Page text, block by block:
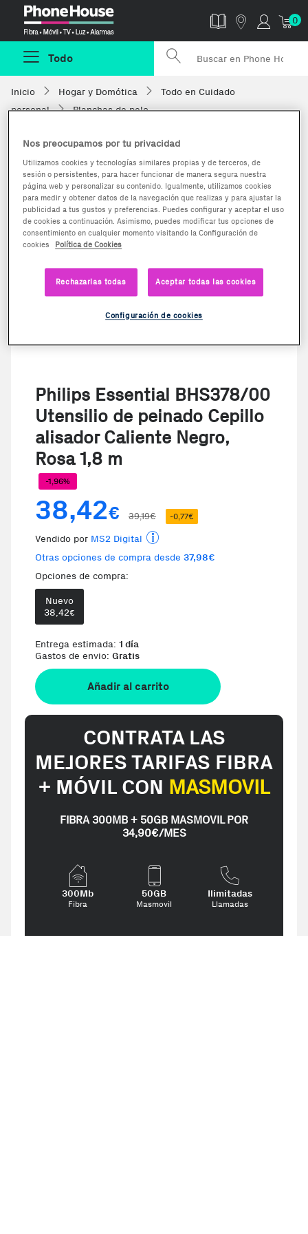
0
Todo
Inicio Hogar y Domótica
Todo en Cuidado
personal
Planchas de pelo
Philips Essential BHS378/00
Utensilio de peinado Cepillo
alisador Caliente Negro,
Rosa 1,8 m
-1,96%
38,42€ 39,19€ -0,77€
Vendido por MS2 Digital
Otras opciones de compra desde 37,98€
Opciones de compra:
Nuevo
38,42€
Entrega estimada: 1 día
Gastos de envio: Gratis
Añadir al carrito
CONTRATA LAS
MEJORES TARIFAS FIBRA
+ MÓVIL CON MASMOVIL
FIBRA 300MB + 50GB MASMOVIL POR
34,90€/MES
300Mb
Fibra
50GB
Masmovil
Ilimitadas
Llamadas
Nos preocupamos por tu privacidad
Utilizamos cookies y tecnologías similares propias y de terceros, de
sesión o persistentes, para hacer funcionar de manera segura nuestra
página web y personalizar su contenido. Igualmente, utilizamos cookies
para medir y obtener datos de la navegación que realizas y para ajustar la
publicidad a tus gustos y preferencias. Puedes configurar y aceptar el uso
de cookies a continuación. Asimismo, puedes modificar tus opciones de
consentimiento en cualquier momento visitando la Configuración de
cookies
Política de Cookies
Rechazarlas todas Aceptar todas las cookies
Configuración de cookies